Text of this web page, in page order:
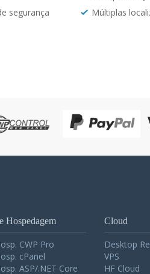
segurança
Múltiplas
Hospedagem
CWP Pro
cPanel
ASP/.NET Core
Cloud
Desktop
VPS
HF Cloud